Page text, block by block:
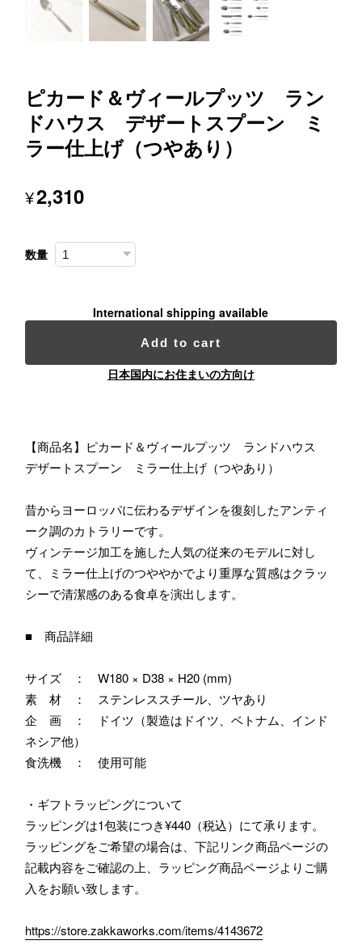
ピカード＆ヴィールプッツ ラン
ドハウス デザートスプーン ミ
ラー仕上げ（つやあり）
¥2,310
数量
International shipping available
Add to cart
日本国内にお住まいの方向け
【商品名】ピカード＆ヴィールプッツ ランドハウス
デザートスプーン ミラー仕上げ（つやあり）
昔からヨーロッパに伝わるデザインを復刻したアンティ
ーク調のカトラリーです。
ヴィンテージ加工を施した人気の従来のモデルに対し
て、ミラー仕上げのつややかでより重厚な質感はクラッ
シーで清潔感のある食卓を演出します。
■ 商品詳細
サイズ ： W180 × D38 × H20 (mm)
素 材 ： ステンレススチール、ツヤあり
企 画 ： ドイツ（製造はドイツ、ベトナム、インド
ネシア他）
食洗機 ： 使用可能
・ギフトラッピングについて
ラッピングは1包装につき¥440（税込）にて承ります。
ラッピングをご希望の場合は、下記リンク商品ページの
記載内容をご確認の上、ラッピング商品ページよりご購
入をお願い致します。
https://store.zakkaworks.com/items/4143672